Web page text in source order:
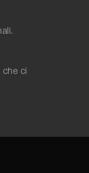
che ci